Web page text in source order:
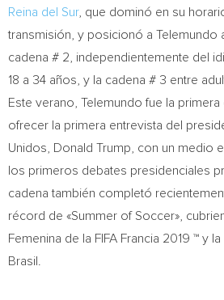
Reina del Sur, que dominó en su
transmisión, y posicionó a Telemundo
cadena # 2, independientemente del
18 a 34 años, y la cadena # 3 entre
Este verano, Telemundo fue la
ofrecer la primera entrevista del
Unidos,
Donald Trump , con un medio
los primeros debates presidenciales
cadena también completó
récord de «Summer of Soccer»,
Femenina de la FIFA Francia 2019 ™ y
Brasil.